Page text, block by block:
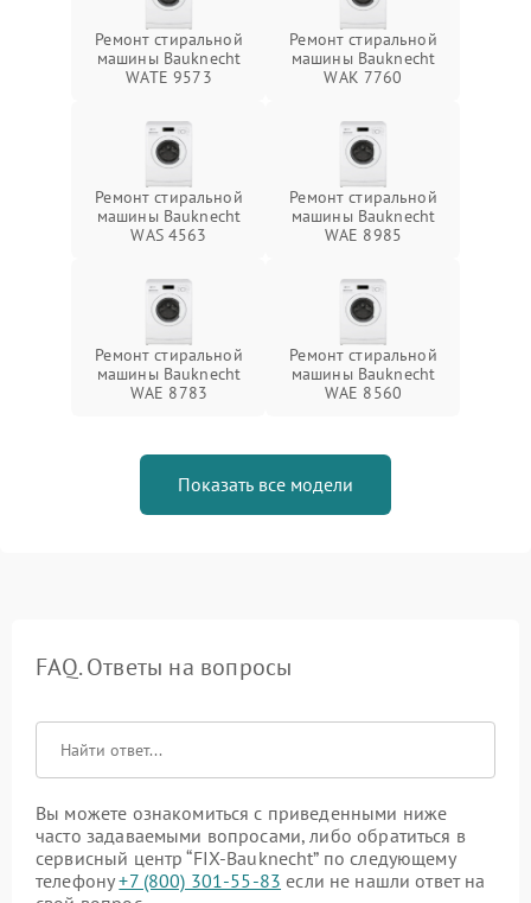
Ремонт стиральной
машины Bauknecht
WATE 9573
Ремонт стиральной
машины Bauknecht
WAK 7760
Ремонт стиральной
машины Bauknecht
WAS 4563
Ремонт стиральной
машины Bauknecht
WAE 8985
Ремонт стиральной
машины Bauknecht
WAE 8783
Ремонт стиральной
машины Bauknecht
WAE 8560
Показать все модели
FAQ. Ответы на вопросы
Вы можете ознакомиться с приведенными ниже
часто задаваемыми вопросами, либо обратиться в
сервисный центр “FIX-Bauknecht” по следующему
телефону+7 (800) 301-55-83 если не нашли ответ на